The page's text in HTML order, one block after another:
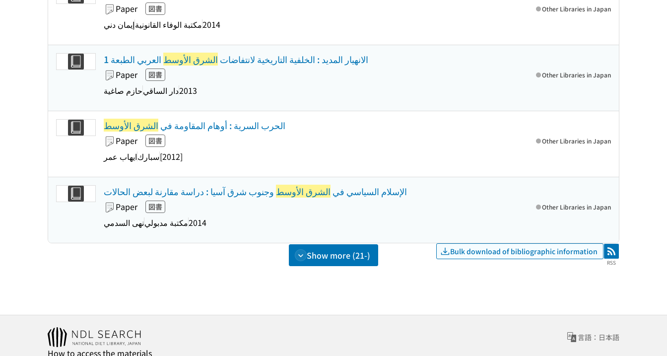
Paper 図書
إيمان دنيمكتبة الوفاء القانونية2014
Other Libraries in Japan
الانهيار المديد : الخلفية التاريخية لانتفاضات الشرق الأوسط العربي الطبعة 1
Paper 図書
حازم صاغيةدار الساقي2013
Other Libraries in Japan
الحرب السرية : أوهام المقاومة في الشرق الأوسط
Paper 図書
ايهاب عمرسبارك[2012]
Other Libraries in Japan
الإسلام السياسي في الشرق الأوسط وجنوب شرق آسيا : دراسة مقارنة لبعض الحالات
Paper 図書
نهى السدميمكتبة مدبولي2014
Other Libraries in Japan
Show more (21-) Bulk download of bibliographic information RSS
RSS
言語：日本語
How to access the materials